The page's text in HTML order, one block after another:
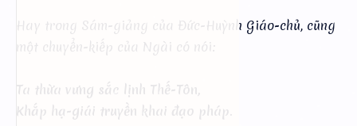
Hay trong Sám-giảng của Đức-Huỳnh Giáo-chủ, cũng
một chuyển-kiếp của Ngài có nói:
Ta thừa vưng sắc lịnh Thế-Tôn,
Khắp hạ-giái truyền khai đạo pháp.